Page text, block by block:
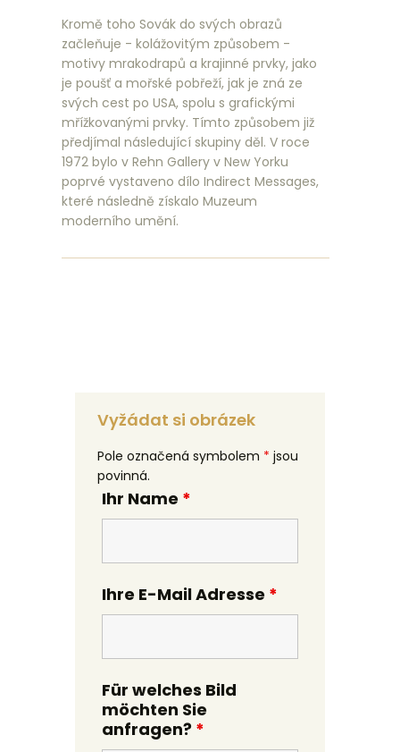
Kromě toho Sovák do svých obrazů
začleňuje - kolážovitým způsobem -
motivy mrakodrapů a krajinné prvky, jako
je poušť a mořské pobřeží, jak je zná ze
svých cest po USA, spolu s grafickými
mřížkovanými prvky. Tímto způsobem již
předjímal následující skupiny děl. V roce
1972 bylo v Rehn Gallery v New Yorku
poprvé vystaveno dílo Indirect Messages,
které následně získalo Muzeum
moderního umění.
Vyžádat si obrázek
Pole označená symbolem * jsou
povinná.
Ihr Name *
Ihre E-Mail Adresse *
Für welches Bild
möchten Sie
anfragen? *